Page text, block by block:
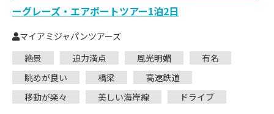
ーグレーズ・エアボートツアー1泊2日
マイアミジャパンツアーズ
絶景
迫力満点 風光明媚
有名
眺めが良い
橋梁
高速鉄道
移動が楽々
美しい海岸線 ドライブ